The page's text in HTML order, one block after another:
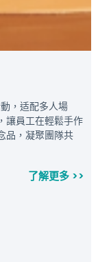
，适配多人場
讓員工在輕鬆手作
品，凝聚團隊共
了解更多 >>